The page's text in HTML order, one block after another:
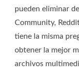
pueden eliminar
Community,
tiene la misma
obtener la mejor
archivos